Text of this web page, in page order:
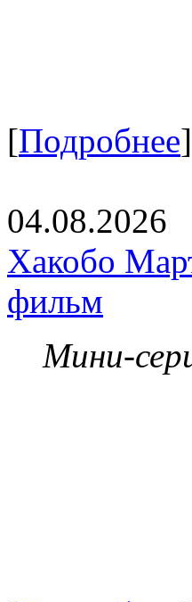
[Подробнее]
04.08.2026
Хакобо
фильм
Мини-